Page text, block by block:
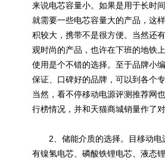
来说电芯容量小。如果是用于长时
就需要一些电芯容量大的产品，这
积较大，携带不是很方便。当然还
观时尚的产品，也许在下班的地铁
使用是个不错的选择。至于品牌小
保证、口碑好的品牌，可以到各个
当然，看不停移动电源评测推荐网
行榜情况，并和天猫商城销量作了对
2、储能介质的选择。目移动电
有镍氢电芯、磷酸铁锂电芯、液态